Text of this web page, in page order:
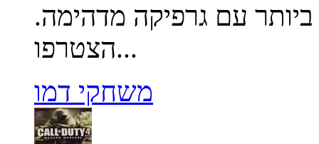
עם גרפיקה מדהימה.
הצטרפו...
משחקי דמו